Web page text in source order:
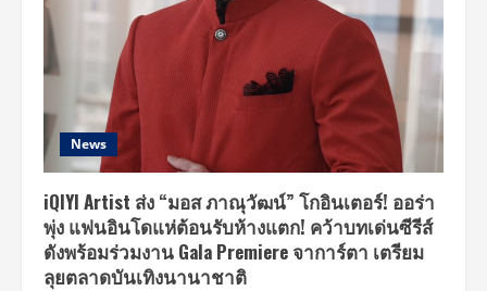
&
Winter
News
iQIYI Artist ส่ง “มอส ภาณุวัฒน์” โกอินเตอร์! ออร่า
พุ่ง แฟนอินโดแห่ต้อนรับห้างแตก! คว้าบทเด่นซีรีส์
ดังพร้อมร่วมงาน Gala Premiere จาการ์ตา เตรียม
ลุยตลาดบันเทิงนานาชาติ